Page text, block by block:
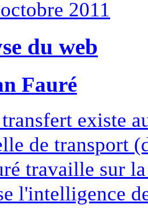
2011
du web
Fauré
existe
de transport
travaille sur
l'intelligence